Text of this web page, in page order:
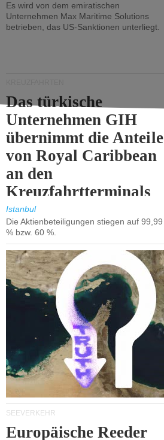
Es wird von dem emiratischen
Unternehmen Max Maritime Solutions
betrieben, das US-Sanktionen unterliegt.
Das türkische
Unternehmen GIH
übernimmt die Anteile
von Royal Caribbean
an den
Kreuzfahrtterminals
in Kusadasi und
Lissabon.
Istanbul
Die Aktienbeteiligungen stiegen auf 99,99
% bzw. 60 %.
SEEVERKEHR
Europäische Reeder